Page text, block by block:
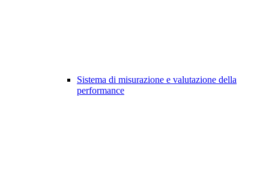
Sistema di misurazione e valutazione della
performance